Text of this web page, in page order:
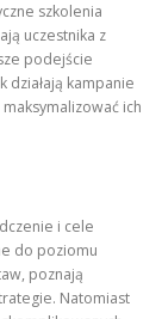
szkolenia
uczestnika z
podejście
działają kampanie
ich
i cele
do poziomu
poznają
Natomiast